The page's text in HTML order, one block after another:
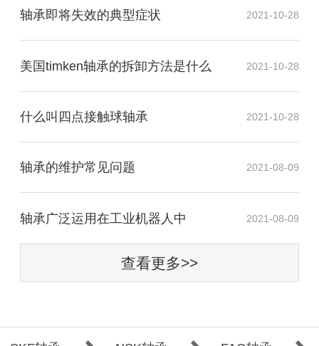
轴承即将失效的典型症状 2021-10-28
美国timken轴承的拆卸方法是什么 2021-10-28
什么叫四点接触球轴承 2021-10-28
轴承的维护常见问题 2021-08-09
​轴承广泛运用在工业机器人中 2021-08-09
查看更多>>